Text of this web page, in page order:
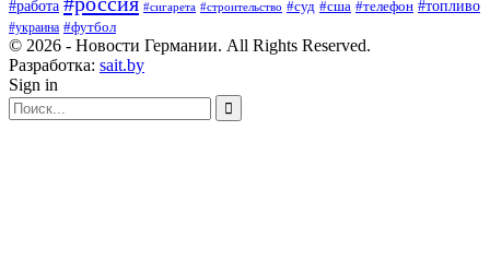
#работа #сигарета #строительство #суд #сша #телефон #топливо
#украина #футбол
© 2026 - Новости Германии. All Rights Reserved.
Разработка: sait.by
Sign in